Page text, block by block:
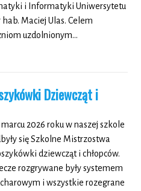
i Informatyki Uniwersytetu
Maciej Ulas. Celem
uzdolnionym…
Dziewcząt i
2026 roku w naszej szkole
się Szkolne Mistrzostwa
dziewcząt i chłopców.
rozgrywane były systemem
i wszystkie rozegrane